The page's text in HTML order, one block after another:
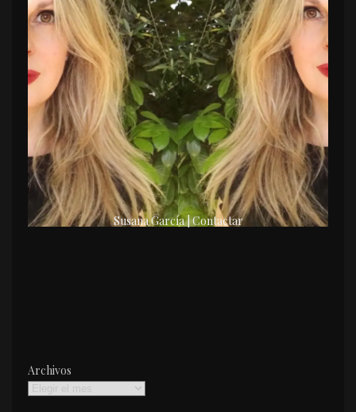
Susana García | Contactar
Archivos